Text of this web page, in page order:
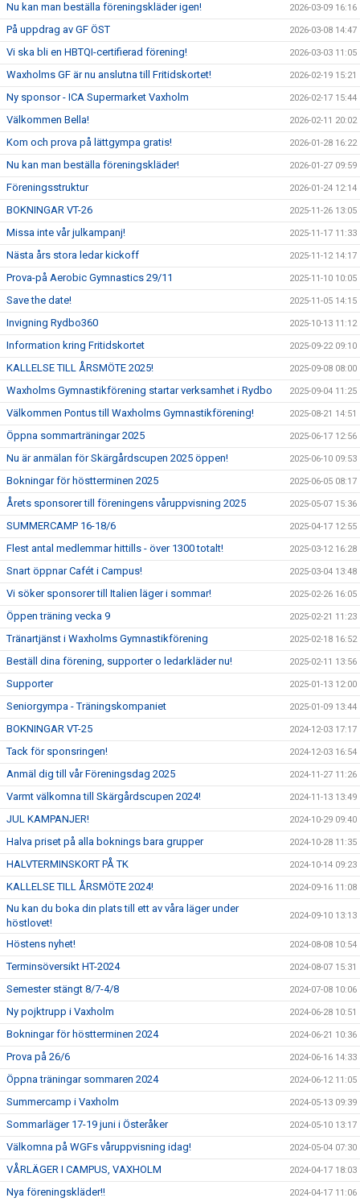
Nu kan man beställa föreningskläder igen! 2026-03-09 16:16
På uppdrag av GF ÖST 2026-03-08 14:47
Vi ska bli en HBTQI-certifierad förening! 2026-03-03 11:05
Waxholms GF är nu anslutna till Fritidskortet! 2026-02-19 15:21
Ny sponsor - ICA Supermarket Vaxholm 2026-02-17 15:44
Välkommen Bella! 2026-02-11 20:02
Kom och prova på lättgympa gratis! 2026-01-28 16:22
Nu kan man beställa föreningskläder! 2026-01-27 09:59
Föreningsstruktur 2026-01-24 12:14
BOKNINGAR VT-26 2025-11-26 13:05
Missa inte vår julkampanj! 2025-11-17 11:33
Nästa års stora ledar kickoff 2025-11-12 14:17
Prova-på Aerobic Gymnastics 29/11 2025-11-10 10:05
Save the date! 2025-11-05 14:15
Invigning Rydbo360 2025-10-13 11:12
Information kring Fritidskortet 2025-09-22 09:10
KALLELSE TILL ÅRSMÖTE 2025! 2025-09-08 08:00
Waxholms Gymnastikförening startar verksamhet i Rydbo 2025-09-04 11:25
Välkommen Pontus till Waxholms Gymnastikförening! 2025-08-21 14:51
Öppna sommarträningar 2025 2025-06-17 12:56
Nu är anmälan för Skärgårdscupen 2025 öppen! 2025-06-10 09:53
Bokningar för höstterminen 2025 2025-06-05 08:17
Årets sponsorer till föreningens våruppvisning 2025 2025-05-07 15:36
SUMMERCAMP 16-18/6 2025-04-17 12:55
Flest antal medlemmar hittills - över 1300 totalt! 2025-03-12 16:28
Snart öppnar Cafét i Campus! 2025-03-04 13:48
Vi söker sponsorer till Italien läger i sommar! 2025-02-26 16:05
Öppen träning vecka 9 2025-02-21 11:23
Tränartjänst i Waxholms Gymnastikförening 2025-02-18 16:52
Beställ dina förening, supporter o ledarkläder nu! 2025-02-11 13:56
Supporter 2025-01-13 12:00
Seniorgympa - Träningskompaniet 2025-01-09 13:44
BOKNINGAR VT-25 2024-12-03 17:17
Tack för sponsringen! 2024-12-03 16:54
Anmäl dig till vår Föreningsdag 2025 2024-11-27 11:26
Varmt välkomna till Skärgårdscupen 2024! 2024-11-13 13:49
JUL KAMPANJER! 2024-10-29 09:40
Halva priset på alla boknings bara grupper 2024-10-28 11:35
HALVTERMINSKORT PÅ TK 2024-10-14 09:23
KALLELSE TILL ÅRSMÖTE 2024! 2024-09-16 11:08
Nu kan du boka din plats till ett av våra läger under
höstlovet!
2024-09-10 13:13
Höstens nyhet! 2024-08-08 10:54
Terminsöversikt HT-2024 2024-08-07 15:31
Semester stängt 8/7-4/8 2024-07-08 10:06
Ny pojktrupp i Vaxholm 2024-06-28 10:51
Bokningar för höstterminen 2024 2024-06-21 10:36
Prova på 26/6 2024-06-16 14:33
Öppna träningar sommaren 2024 2024-06-12 11:05
Summercamp i Vaxholm 2024-05-13 09:39
Sommarläger 17-19 juni i Österåker 2024-05-10 13:17
Välkomna på WGFs våruppvisning idag! 2024-05-04 07:30
VÅRLÄGER I CAMPUS, VAXHOLM 2024-04-17 18:03
Nya föreningskläder!! 2024-04-17 11:06